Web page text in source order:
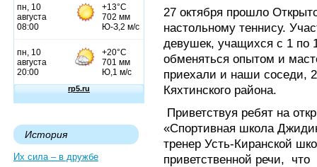
История
Их сила – в дружбе
27 октября прошло
настольному теннису.
девушек, учащихся с 1 по
обменяться опытом и
приехали и наши соседи,
Кяхтинского района.
Приветствуя ребят на
«Спортивная школа
тренер Усть-Киранской
приветственной речи, что